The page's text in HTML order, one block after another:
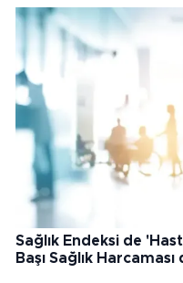
Sağlık Endeksi de
Başı Sağlık Harcaması